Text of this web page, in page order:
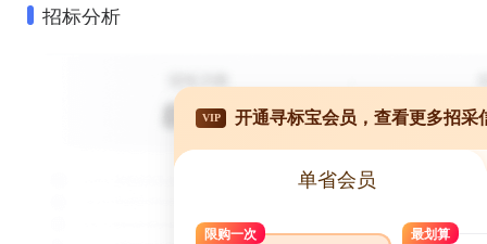
招标分析
VIP 开通寻标宝会员，查看更多招采
单省会员
限购一次 最划算